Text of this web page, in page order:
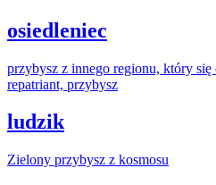
osiedleniec
przybysz z innego regionu, który się
repatriant, przybysz
ludzik
Zielony przybysz z kosmosu